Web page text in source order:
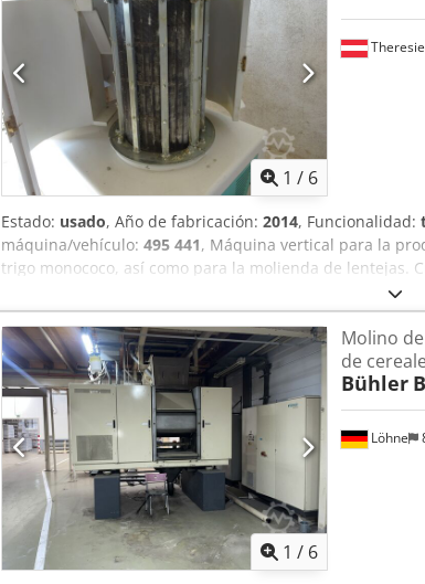
1 / 6
Estado: usado, Año de fabricación: 2014, Funcionalidad:
máquina/vehículo: 495 441, Máquina vertical para la
trigo monococo, así como para la molienda de lentejas.
1 / 6
Löhne
Molino
de
Bühler